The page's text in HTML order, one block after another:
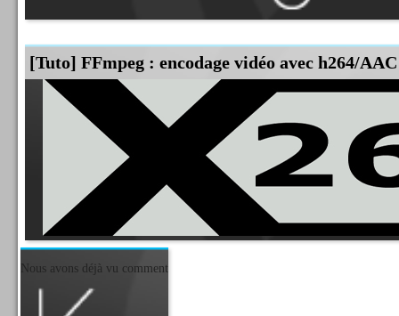
[Tuto] FFmpeg : encodage vidéo avec h264/AAC
Nous avons déjà vu comment